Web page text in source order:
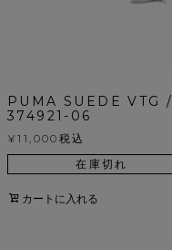
PUMA SUEDE VTG /
374921-06
¥11,000 税込
在庫切れ
カートに入れる